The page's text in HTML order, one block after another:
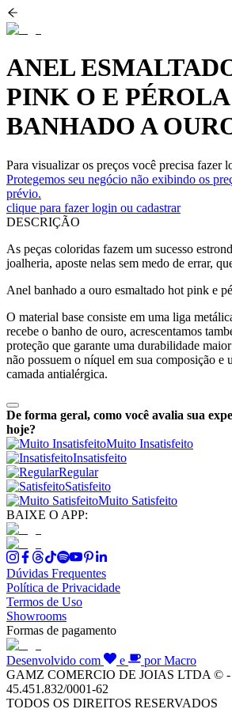
ANEL
PINK O E PÉROLA
BANHADO A
Para visualizar os preços você precisa fazer
Protegemos seu negócio não exibindo os
prévio.
clique para fazer login ou cadastrar
DESCRIÇÃO
As peças coloridas fazem um sucesso
joalheria, aposte nelas sem medo de errar,
Anel banhado a ouro esmaltado hot pink e
O material base consiste em uma liga
recebe o banho de ouro, acrescentamos
proteção que garante uma durabilidade
não possuem o níquel em sua composição e
camada antialérgica.
De forma geral, como você avalia sua
hoje?
Muito Insatisfeito
Insatisfeito
Regular
Satisfeito
Muito Satisfeito
BAIXE O APP:
Dúvidas Frequentes
Política de Privacidade
Termos de Uso
Showrooms
Formas de pagamento
Desenvolvido com e
por Macro
GAMZ COMERCIO DE JOIAS LTDA © -
45.451.832/0001-62
TODOS OS DIREITOS RESERVADOS